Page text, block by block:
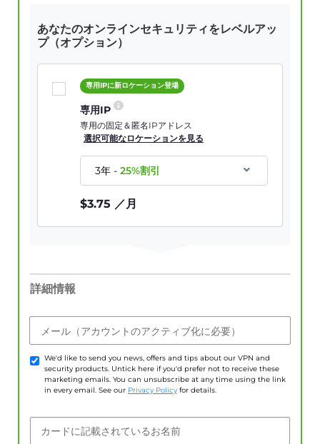
あなたのオンラインセキュリティをレベルアッ
プ（オプション）
専用IPに新ロケーション登場
専用IP
専用の固定＆匿名IPアドレス
選択可能なロケーションを見る
3年-25%割引
$3.75 ／月
詳細情報
メール（アカウントのアクティブ化に必要）
We'd like to send you news, offers and tips about our VPN and
security products. Untick here if you'd prefer not to receive these
marketing emails. You can unsubscribe at any time using the link
in every email. See our Privacy Policy for details.
カードに記載されているお名前